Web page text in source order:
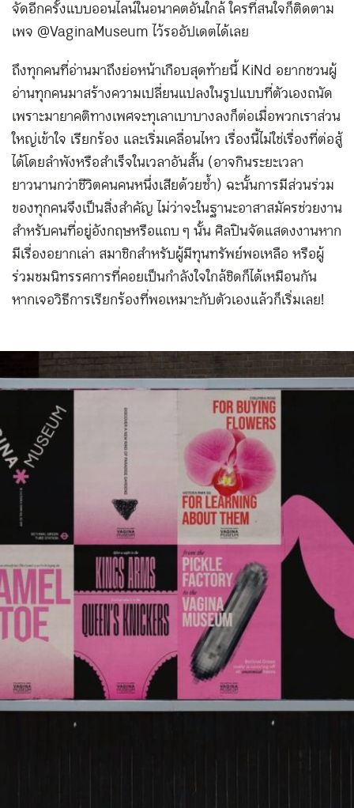
จัดอีกครั้งแบบออนไลน์ในอนาคตอันใกล้ ใครที่สนใจก็ติดตาม
เพจ @VaginaMuseum ไว้รออัปเดตได้เลย
ถึงทุกคนที่อ่านมาถึงย่อหน้าเกือบสุดท้ายนี้ KiNd อยากชวนผู้
อ่านทุกคนมาสร้างความเปลี่ยนแปลงในรูปแบบที่ตัวเองถนัด
เพราะมายาคติทางเพศจะทุเลาเบาบางลงก็ต่อเมื่อพวกเราส่วน
ใหญ่เข้าใจ เรียกร้อง และเริ่มเคลื่อนไหว เรื่องนี้ไม่ใช่เรื่องที่ต่อสู้
ได้โดยลำพังหรือสำเร็จในเวลาอันสั้น (อาจกินระยะเวลา
ยาวนานกว่าชีวิตคนคนหนึ่งเสียด้วยซ้ำ) ฉะนั้นการมีส่วนร่วม
ของทุกคนจึงเป็นสิ่งสำคัญ ไม่ว่าจะในฐานะอาสาสมัครช่วยงาน
สำหรับคนที่อยู่อังกฤษหรือแถบ ๆ นั้น ศิลปินจัดแสดงงานหาก
มีเรื่องอยากเล่า สมาชิกสำหรับผู้มีทุนทรัพย์พอเหลือ หรือผู้
ร่วมชมนิทรรศการที่คอยเป็นกำลังใจใกล้ชิดก็ได้เหมือนกัน
หากเจอวิธีการเรียกร้องที่พอเหมาะกับตัวเองแล้วก็เริ่มเลย!